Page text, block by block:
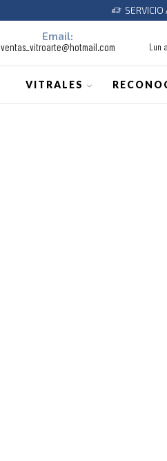
SERVICIO A
Email:
ventas_vitroarte@hotmail.com
Lun
VITRALES